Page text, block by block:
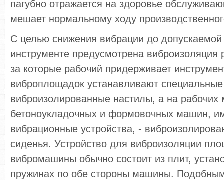
пагубно отражается на здоровье
мешает нормальному ходу
С целью снижения вибрации до
инструменте предусмотрена виброизоляция
за которые рабочий придерживает
виброплощадок устанавливают специальные
виброизолированные настилы, а на рабочих
бетоноукладочных и формовочных машин,
вибрационные устройства, -
сиденья. Устройство для виброизоляции
вибромашины обычно состоит из плит,
пружинах по обе стороны машины.